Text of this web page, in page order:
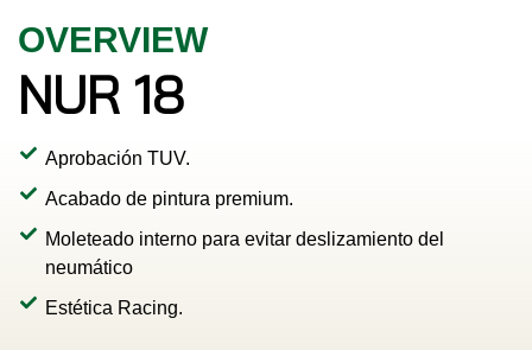
OVERVIEW
NUR 18
Aprobación TUV.
Acabado de pintura premium.
Moleteado interno para evitar deslizamiento del
neumático
Estética Racing.